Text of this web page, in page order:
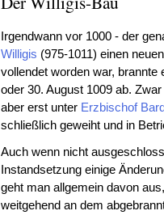
Irgendwann vor 1000 - der
Willigis (975-1011) einen
vollendet worden war, brannte
oder 30. August 1009 ab.
aber erst unter Erzbischof
schließlich geweiht und in
Auch wenn nicht
Instandsetzung einige
geht man allgemein davon
weitgehend an dem